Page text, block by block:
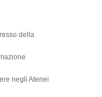
della
negli Atenei